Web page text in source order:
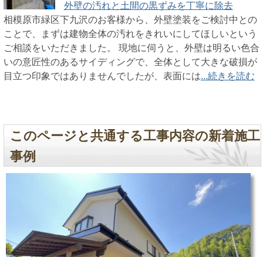
外壁の汚れと土間の黒ずみを丁寧に除去
相模原市緑区下九沢のお客様から、外壁塗装をご検討中との
ことで、まずは建物全体の汚れをきれいにしてほしいという
ご相談をいただきました。 現地に伺うと、外壁は明るい色合
いの意匠性のあるサイディングで、全体として大きな破損が
目立つ印象ではありませんでしたが、表面には...続きを読む
このページと共通する工事内容の新着施工
事例